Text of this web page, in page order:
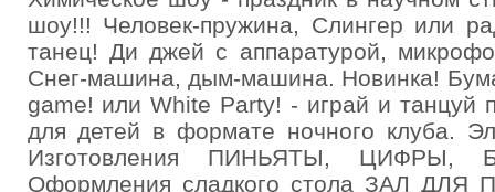
шоу!!! Человек-пружина, Слингер или
танец! Ди джей с аппаратурой,
Снег-машина, дым-машина. Новинка!
game! или White Party! - играй и танцуй
для детей в формате ночного клуба.
Изготовления ПИНЬЯТЫ, ЦИФРЫ,
Оформления сладкого стола ЗАЛ